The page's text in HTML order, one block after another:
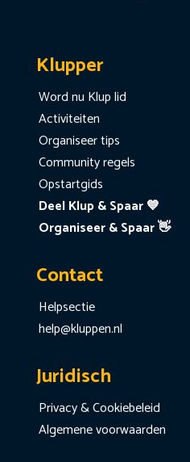
Klupper
Word nu Klup lid
Activiteiten
Organiseer tips
Community regels
Opstartgids
Deel Klup & Spaar 💙
Organiseer & Spaar 👋
Contact
Helpsectie
help@kluppen.nl
Juridisch
Privacy & Cookiebeleid
Algemene voorwaarden